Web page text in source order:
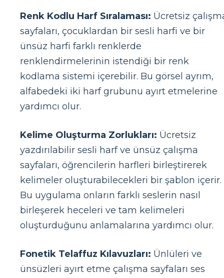
Renk Kodlu Harf Sıralaması: Ücretsiz
sayfaları, çocuklardan bir sesli harfi ve bir
ünsüz harfi farklı renklerde
renklendirmelerinin istendiği bir renk
kodlama sistemi içerebilir. Bu görsel ayrım,
alfabedeki iki harf grubunu ayırt etmelerine
yardımcı olur.
Kelime Oluşturma Zorlukları: Ücretsiz
yazdırılabilir sesli harf ve ünsüz çalışma
sayfaları, öğrencilerin harfleri birleştirerek
kelimeler oluşturabilecekleri bir şablon içerir.
Bu uygulama onların farklı seslerin nasıl
birleşerek heceleri ve tam kelimeleri
oluşturduğunu anlamalarına yardımcı olur.
Fonetik Telaffuz Kılavuzları: Ünlüleri ve
ünsüzleri ayırt etme çalışma sayfaları ses